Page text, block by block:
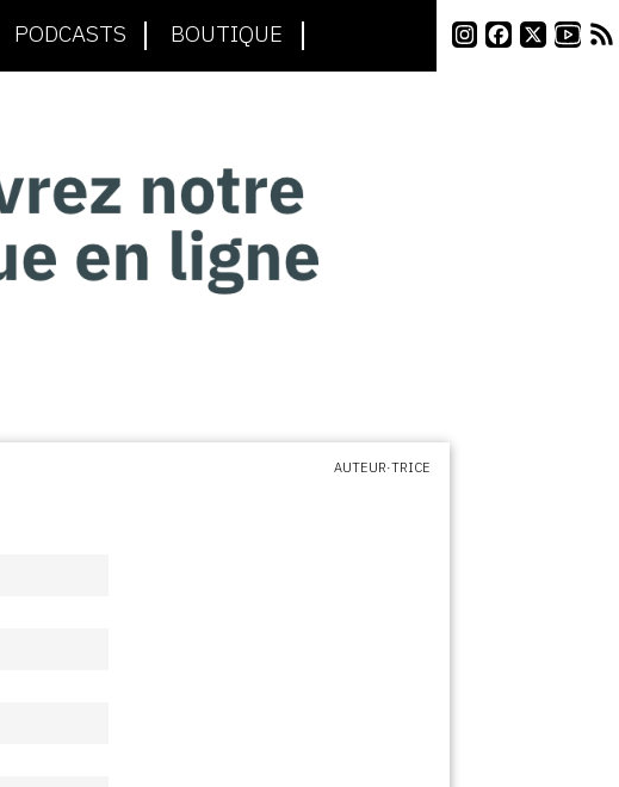
PODCASTS BOUTIQUE
AUTEUR·TRICE